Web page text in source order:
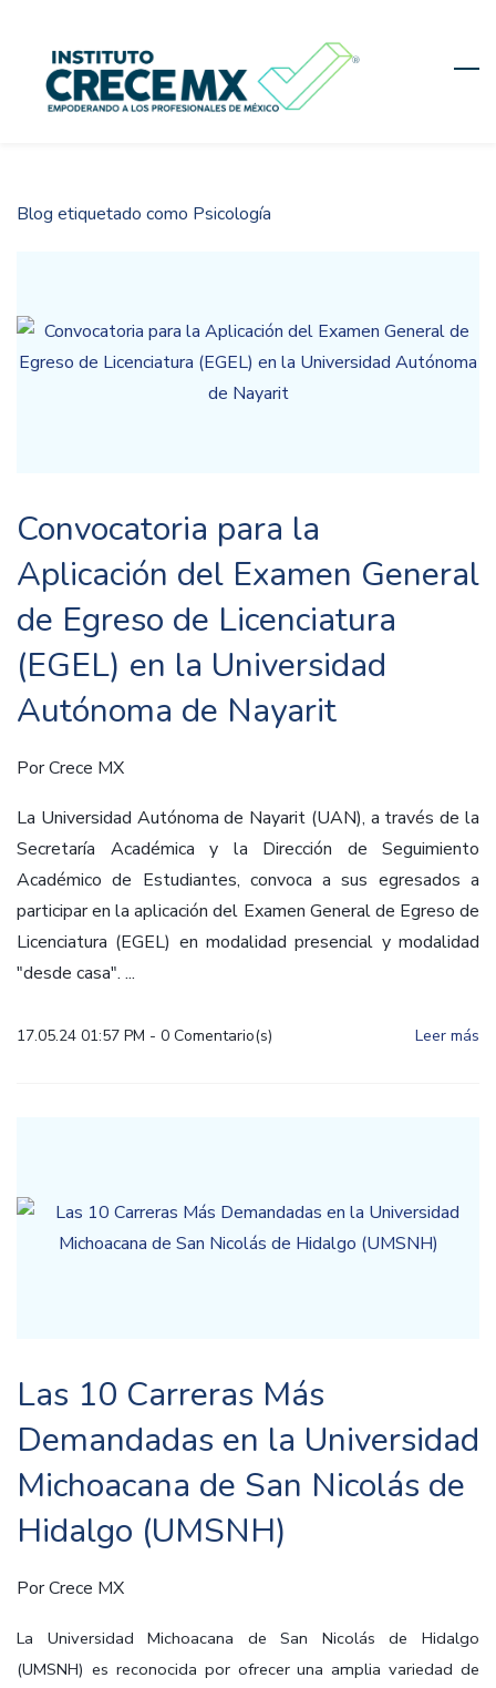
content
Blog etiquetado como Psicología
Convocatoria para la
Aplicación del Examen General
de Egreso de Licenciatura
(EGEL) en la Universidad
Autónoma de Nayarit
PorCrece MX
La Universidad Autónoma de Nayarit (UAN), a través de la
Secretaría Académica y la Dirección de Seguimiento
Académico de Estudiantes, convoca a sus egresados a
participar en la aplicación del Examen General de Egreso de
Licenciatura (EGEL) en modalidad presencial y modalidad
"desde casa". ...
17.05.24 01:57 PM - 0 Comentario(s) Leer más
Las 10 Carreras Más
Demandadas en la Universidad
Michoacana de San Nicolás de
Hidalgo (UMSNH)
PorCrece MX
La Universidad Michoacana de San Nicolás de Hidalgo
(UMSNH) es reconocida por ofrecer una amplia variedad de